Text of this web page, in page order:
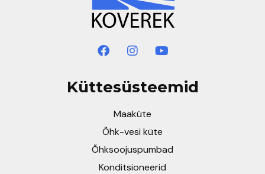
Küttesüsteemid
Maaküte
Õhk-vesi küte
Õhksoojuspumbad
Konditsioneerid